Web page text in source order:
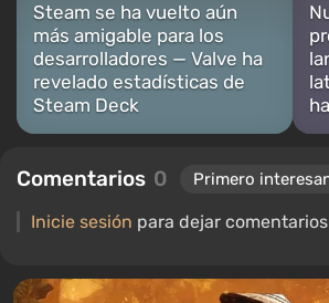
Steam se ha vuelto aún
más amigable para los
desarrolladores — Valve ha
revelado estadísticas de
Steam Deck
Comentarios 0
Inicie sesión para dejar